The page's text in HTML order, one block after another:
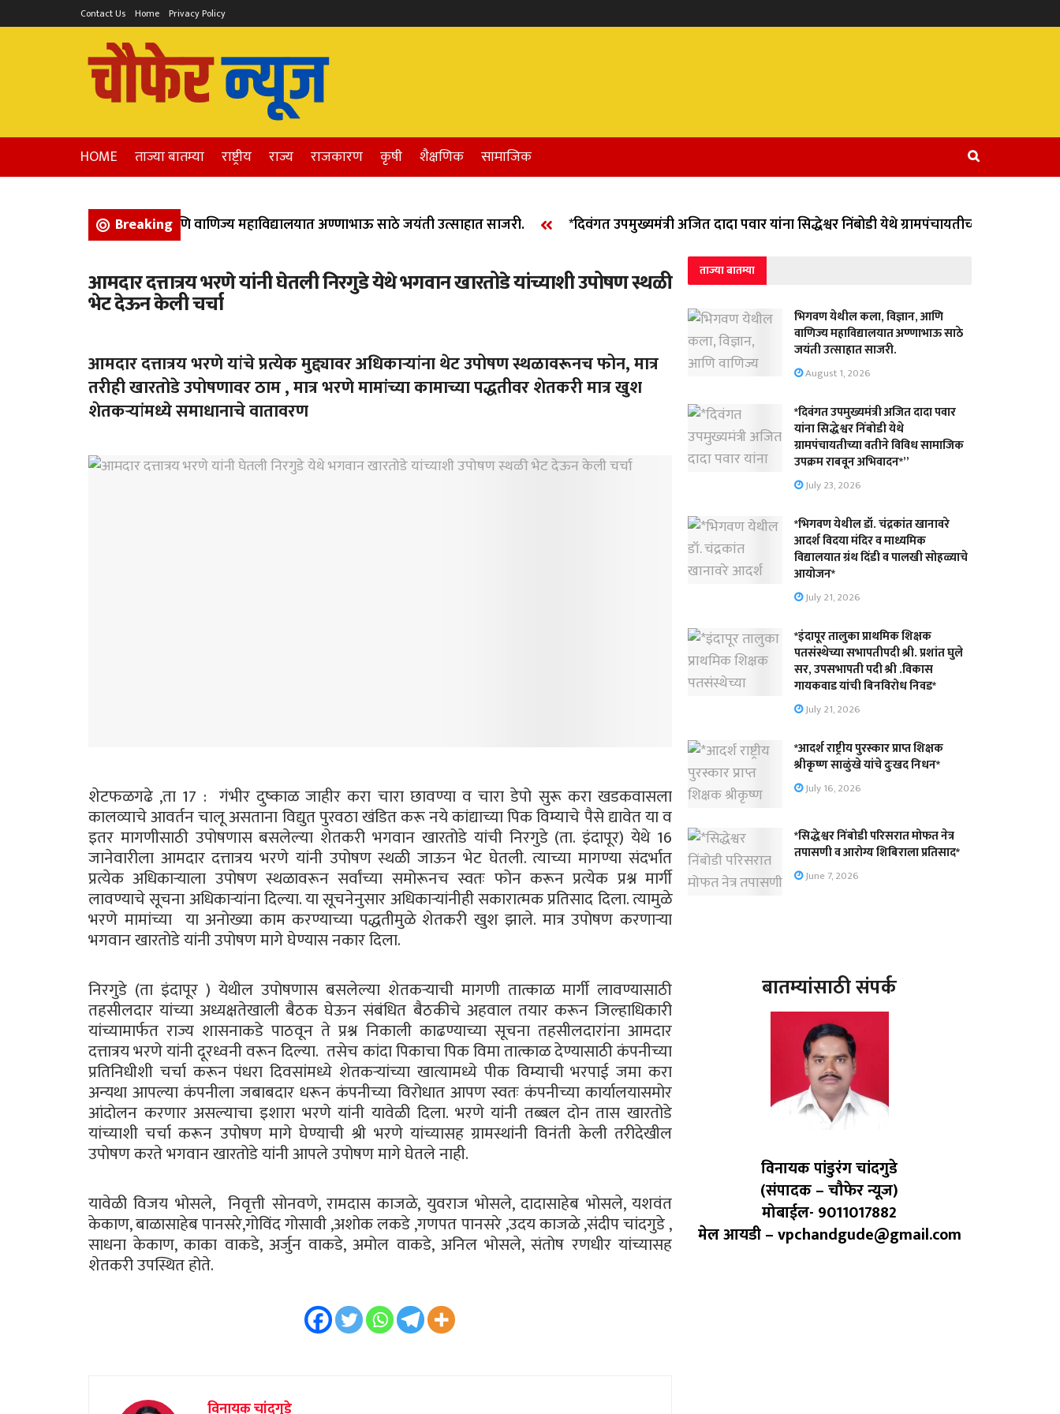
Contact Us Home Privacy Policy
HOME ताज्या बातम्या राष्ट्रीय राज्य राजकारण कृषी शैक्षणिक सामाजिक
Breaking
येथील कला, विज्ञान, आणि वाणिज्य महाविद्यालयात अण्णाभाऊ साठे जयंती उत्साहात साजरी. *दिवंगत उपमुख्यमंत्री अजित दादा पवार यांना सिद्धेश्वर निंबोडी येथे ग्रामपंचायतीच्या वतीने विविध
आमदार दत्तात्रय भरणे यांनी घेतली निरगुडे येथे भगवान खारतोडे यांच्याशी उपोषण स्थळी
भेट देऊन केली चर्चा
आमदार दत्तात्रय भरणे यांचे प्रत्येक मुद्द्यावर अधिकाऱ्यांना थेट उपोषण स्थळावरूनच फोन, मात्र
तरीही खारतोडे उपोषणावर ठाम , मात्र भरणे मामांच्या कामाच्या पद्धतीवर शेतकरी मात्र खुश
शेतकऱ्यांमध्ये समाधानाचे वातावरण
शेटफळगढे ,ता 17 : गंभीर दुष्काळ जाहीर करा चारा छावण्या व चारा डेपो सुरू करा खडकवासला
कालव्याचे आवर्तन चालू असताना विद्युत पुरवठा खंडित करू नये कांद्याच्या पिक विम्याचे पैसे द्यावेत या व
इतर मागणीसाठी उपोषणास बसलेल्या शेतकरी भगवान खारतोडे यांची निरगुडे (ता. इंदापूर) येथे 16
जानेवारीला आमदार दत्तात्रय भरणे यांनी उपोषण स्थळी जाऊन भेट घेतली. त्याच्या मागण्या संदर्भात
प्रत्येक अधिकाऱ्याला उपोषण स्थळावरून सर्वांच्या समोरूनच स्वतः फोन करून प्रत्येक प्रश्न मार्गी
लावण्याचे सूचना अधिकाऱ्यांना दिल्या. या सूचनेनुसार अधिकाऱ्यांनीही सकारात्मक प्रतिसाद दिला. त्यामुळे
भरणे मामांच्या या अनोख्या काम करण्याच्या पद्धतीमुळे शेतकरी खुश झाले. मात्र उपोषण करणाऱ्या
भगवान खारतोडे यांनी उपोषण मागे घेण्यास नकार दिला.
निरगुडे (ता इंदापूर ) येथील उपोषणास बसलेल्या शेतकऱ्याची मागणी तात्काळ मार्गी लावण्यासाठी
तहसीलदार यांच्या अध्यक्षतेखाली बैठक घेऊन संबंधित बैठकीचे अहवाल तयार करून जिल्हाधिकारी
यांच्यामार्फत राज्य शासनाकडे पाठवून ते प्रश्न निकाली काढण्याच्या सूचना तहसीलदारांना आमदार
दत्तात्रय भरणे यांनी दूरध्वनी वरून दिल्या. तसेच कांदा पिकाचा पिक विमा तात्काळ देण्यासाठी कंपनीच्या
प्रतिनिधीशी चर्चा करून पंधरा दिवसांमध्ये शेतकऱ्यांच्या खात्यामध्ये पीक विम्याची भरपाई जमा करा
अन्यथा आपल्या कंपनीला जबाबदार धरून कंपनीच्या विरोधात आपण स्वतः कंपनीच्या कार्यालयासमोर
आंदोलन करणार असल्याचा इशारा भरणे यांनी यावेळी दिला. भरणे यांनी तब्बल दोन तास खारतोडे
यांच्याशी चर्चा करून उपोषण मागे घेण्याची श्री भरणे यांच्यासह ग्रामस्थांनी विनंती केली तरीदेखील
उपोषण करते भगवान खारतोडे यांनी आपले उपोषण मागे घेतले नाही.
यावेळी विजय भोसले, निवृत्ती सोनवणे, रामदास काजळे, युवराज भोसले, दादासाहेब भोसले, यशवंत
केकाण, बाळासाहेब पानसरे,गोविंद गोसावी ,अशोक लकडे ,गणपत पानसरे ,उदय काजळे ,संदीप चांदगुडे ,
साधना केकाण, काका वाकडे, अर्जुन वाकडे, अमोल वाकडे, अनिल भोसले, संतोष रणधीर यांच्यासह
शेतकरी उपस्थित होते.
ताज्या बातम्या
भिगवण येथील कला, विज्ञान, आणि
वाणिज्य महाविद्यालयात अण्णाभाऊ साठे
जयंती उत्साहात साजरी.
August 1, 2026
*दिवंगत उपमुख्यमंत्री अजित दादा पवार
यांना सिद्धेश्वर निंबोडी येथे
ग्रामपंचायतीच्या वतीने विविध सामाजिक
उपक्रम राबवून अभिवादन*”
July 23, 2026
*भिगवण येथील डॉ. चंद्रकांत खानावरे
आदर्श विदया मंदिर व माध्यमिक
विद्यालयात ग्रंथ दिंडी व पालखी सोहळ्याचे
आयोजन*
July 21, 2026
*इंदापूर तालुका प्राथमिक शिक्षक
पतसंस्थेच्या सभापतीपदी श्री. प्रशांत घुले
सर, उपसभापती पदी श्री .विकास
गायकवाड यांची बिनविरोध निवड*
July 21, 2026
*आदर्श राष्ट्रीय पुरस्कार प्राप्त शिक्षक
श्रीकृष्ण साळुंखे यांचे दुःखद निधन*
July 16, 2026
*सिद्धेश्वर निंबोडी परिसरात मोफत नेत्र
तपासणी व आरोग्य शिबिराला प्रतिसाद*
June 7, 2026
बातम्यांसाठी संपर्क
विनायक पांडुरंग चांदगुडे
(संपादक – चौफेर न्यूज)
मोबाईल- 9011017882
मेल आयडी – vpchandgude@gmail.com